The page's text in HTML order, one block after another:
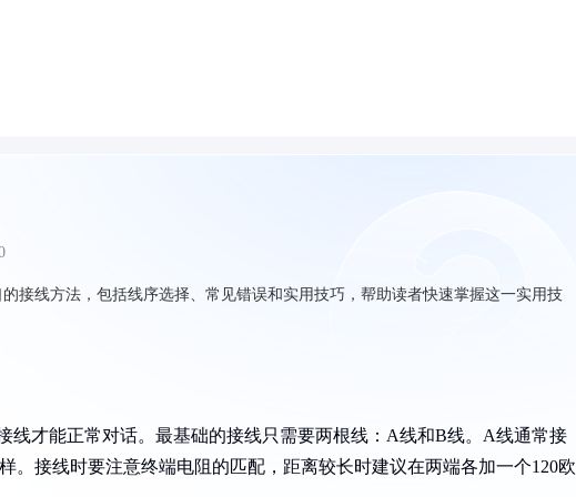
接线方法，包括线序选择、常见错误和实用技巧，帮助读者快速掌握这一实用技
线才能正常对话。最基础的接线只需要两根线：A线和B线。A线通常接
。接线时要注意终端电阻的匹配，距离较长时建议在两端各加一个120欧